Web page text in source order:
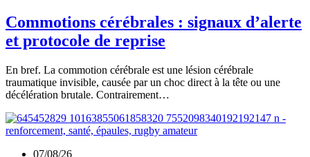
Commotions cérébrales : signaux d’alerte
et protocole de reprise
En bref. La commotion cérébrale est une lésion cérébrale
traumatique invisible, causée par un choc direct à la tête ou une
décélération brutale. Contrairement…
07/08/26